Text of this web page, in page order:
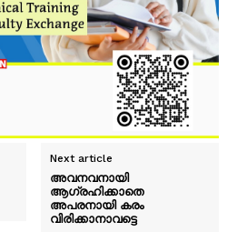
Next article
അവനവനായി
ആഗ്രഹിക്കാതെ
അപരനായി കരം
വിരിക്കാനാവട്ടെ